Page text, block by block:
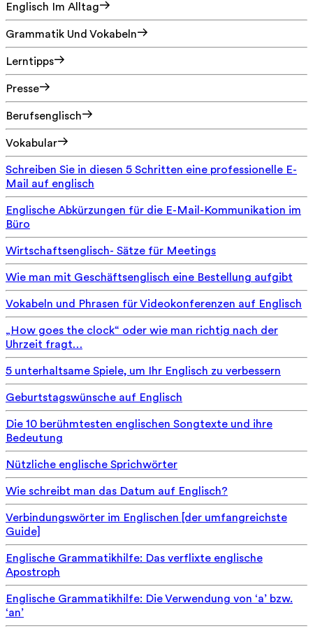
Englisch Im Alltag
Grammatik Und Vokabeln
Lerntipps
Presse
Berufsenglisch
Vokabular
Schreiben Sie in diesen 5 Schritten eine professionelle E-
Mail auf englisch
Englische Abkürzungen für die E-Mail-Kommunikation im
Büro
Wirtschaftsenglisch- Sätze für Meetings
Wie man mit Geschäftsenglisch eine Bestellung aufgibt
Vokabeln und Phrasen für Videokonferenzen auf Englisch
„How goes the clock“ oder wie man richtig nach der
Uhrzeit fragt…
5 unterhaltsame Spiele, um Ihr Englisch zu verbessern
Geburtstagswünsche auf Englisch
Die 10 berühmtesten englischen Songtexte und ihre
Bedeutung
Nützliche englische Sprichwörter
Wie schreibt man das Datum auf Englisch?
Verbindungswörter im Englischen [der umfangreichste
Guide]
Englische Grammatikhilfe: Das verflixte englische
Apostroph
Englische Grammatikhilfe: Die Verwendung von ‘a’ bzw.
‘an’